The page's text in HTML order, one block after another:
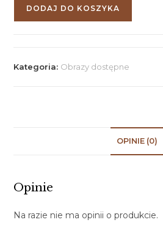
DODAJ DO KOSZYKA
Kategoria: Obrazy dostępne
OPINIE (0)
Opinie
Na razie nie ma opinii o produkcie.